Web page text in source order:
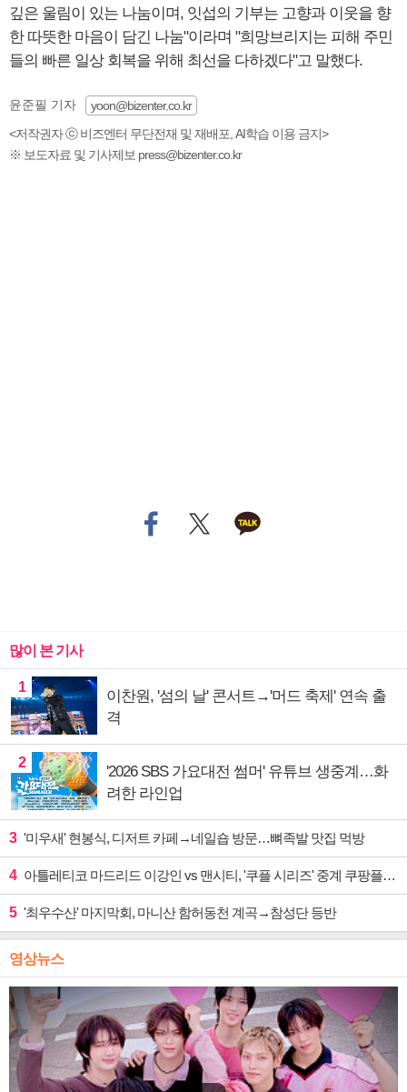
깊은 울림이 있는 나눔이며, 잇섭의 기부는 고향과 이웃을 향
한 따뜻한 마음이 담긴 나눔"이라며 "희망브리지는 피해 주민
들의 빠른 일상 회복을 위해 최선을 다하겠다"고 말했다.
윤준필 기자
yoon@bizenter.co.kr
<저작권자 ⓒ 비즈엔터 무단전재 및 재배포, AI학습 이용 금지>
※ 보도자료 및 기사제보 press@bizenter.co.kr
많이 본 기사
1
이찬원, '섬의 날' 콘서트→'머드 축제' 연속 출
격
2
'2026 SBS 가요대전 썸머' 유튜브 생중계…화
려한 라인업
3 '미우새' 현봉식, 디저트 카페→네일숍 방문…뼈족발 맛집 먹방
4 아틀레티코 마드리드 이강인 vs 맨시티, '쿠플 시리즈' 중계 쿠팡플레이
5 '최우수산' 마지막회, 마니산 함허동천 계곡→참성단 등반
영상뉴스